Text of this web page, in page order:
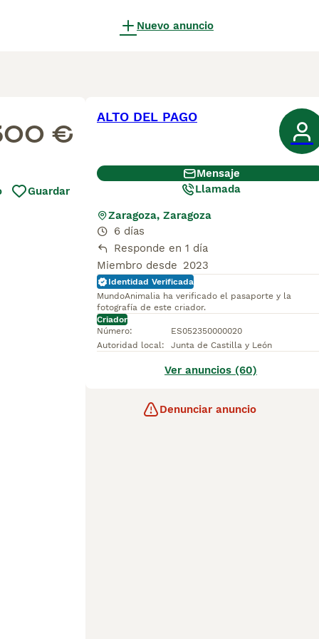
Nuevo anuncio
€
Guardar
ALTO DEL PAGO
Mensaje
Llamada
Zaragoza, Zaragoza
6 días
Responde en 1 día
Miembro desde 2023
Identidad Verificada
MundoAnimalia ha verificado el pasaporte y la
fotografía de este criador.
Criador
Número:
ES052350000020
Autoridad local: Junta de Castilla y León
Ver anuncios (60)
Denunciar anuncio